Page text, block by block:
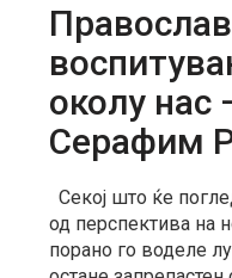
околу нас
Серафим
Секој што ќе
од перспектива на
порано го воделе